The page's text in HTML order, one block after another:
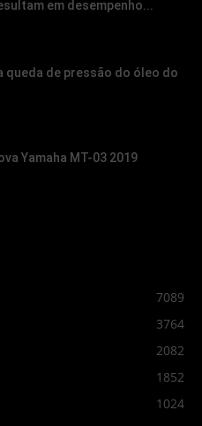
em desempenho...
queda de pressão do óleo do
Yamaha MT-03 2019
7089
3764
2082
1852
1024